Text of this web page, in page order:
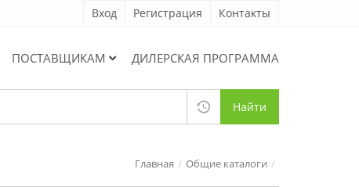
Вход Регистрация Контакты
ПОСТАВЩИКАМ ДИЛЕРСКАЯ ПРОГРАММА
Найти
Главная Общие каталоги